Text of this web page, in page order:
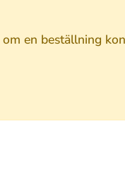
en beställning